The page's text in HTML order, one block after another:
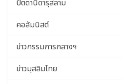
ปัตตานีดารุสลาม
คอลัมนิสต์
ข่าวกรรมการกลางฯ
ข่าวมุสลิมไทย